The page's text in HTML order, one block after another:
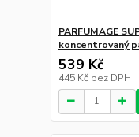
PARFUMAGE
koncentrovaný
539 Kč
445 Kč bez DPH